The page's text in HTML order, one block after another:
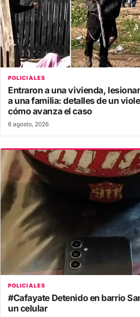
POLICIALES
Entraron a una vivienda,
a una familia: detalles de un
cómo avanza el caso
6 agosto, 2026
POLICIALES
#Cafayate Detenido en barrio
un celular